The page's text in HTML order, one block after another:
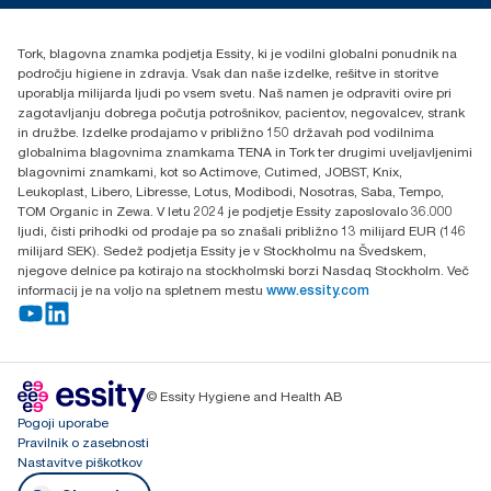
Essity Hungary Kft. Professional Hygiene
Budakeszi út 51.
Tork, blagovna znamka podjetja Essity, ki je vodilni globalni ponudnik na
področju higiene in zdravja. Vsak dan naše izdelke, rešitve in storitve
uporablja milijarda ljudi po vsem svetu. Naš namen je odpraviti ovire pri
zagotavljanju dobrega počutja potrošnikov, pacientov, negovalcev, strank
in družbe. Izdelke prodajamo v približno 150 državah pod vodilnima
globalnima blagovnima znamkama TENA in Tork ter drugimi uveljavljenimi
blagovnimi znamkami, kot so Actimove, Cutimed, JOBST, Knix,
Leukoplast, Libero, Libresse, Lotus, Modibodi, Nosotras, Saba, Tempo,
TOM Organic in Zewa. V letu 2024 je podjetje Essity zaposlovalo 36.000
ljudi, čisti prihodki od prodaje pa so znašali približno 13 milijard EUR (146
milijard SEK). Sedež podjetja Essity je v Stockholmu na Švedskem,
njegove delnice pa kotirajo na stockholmski borzi Nasdaq Stockholm. Več
informacij je na voljo na spletnem mestu www.essity.com
© Essity Hygiene and Health AB
Pogoji uporabe
Pravilnik o zasebnosti
Nastavitve piškotkov